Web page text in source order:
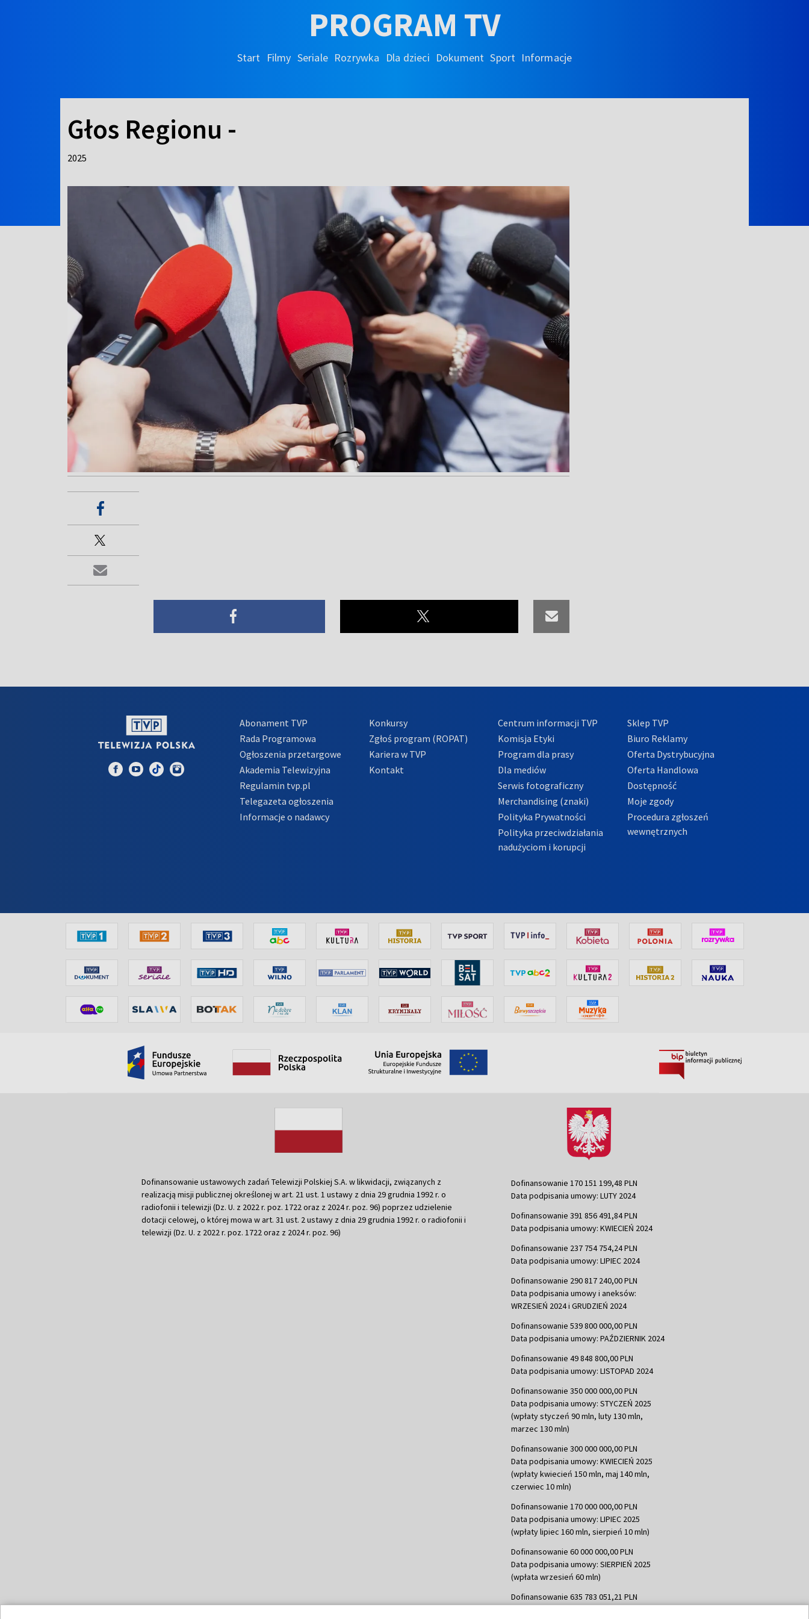
PROGRAM TV
Start Filmy Seriale Rozrywka Dla dzieci Dokument Sport Informacje
Głos Regionu -
2025
Abonament TVP
Rada Programowa
Ogłoszenia przetargowe
Akademia Telewizyjna
Regulamin tvp.pl
Telegazeta ogłoszenia
Informacje o nadawcy
Konkursy
Zgłoś program (ROPAT)
Kariera w TVP
Kontakt
Centrum informacji TVP
Komisja Etyki
Program dla prasy
Dla mediów
Serwis fotograficzny
Merchandising (znaki)
Polityka Prywatności
Polityka przeciwdziałania
nadużyciom i korupcji
Sklep TVP
Biuro Reklamy
Oferta Dystrybucyjna
Oferta Handlowa
Dostępność
Moje zgody
Procedura zgłoszeń
wewnętrznych
Dofinansowanie ustawowych zadań Telewizji Polskiej S.A. w likwidacji, związanych z
realizacją misji publicznej określonej w art. 21 ust. 1 ustawy z dnia 29 grudnia 1992 r. o
radiofonii i telewizji (Dz. U. z 2022 r. poz. 1722 oraz z 2024 r. poz. 96) poprzez udzielenie
dotacji celowej, o której mowa w art. 31 ust. 2 ustawy z dnia 29 grudnia 1992 r. o radiofonii i
telewizji (Dz. U. z 2022 r. poz. 1722 oraz z 2024 r. poz. 96)
Dofinansowanie 170 151 199,48 PLN
Data podpisania umowy: LUTY 2024
Dofinansowanie 391 856 491,84 PLN
Data podpisania umowy: KWIECIEŃ 2024
Dofinansowanie 237 754 754,24 PLN
Data podpisania umowy: LIPIEC 2024
Dofinansowanie 290 817 240,00 PLN
Data podpisania umowy i aneksów:
WRZESIEŃ 2024 i GRUDZIEŃ 2024
Dofinansowanie 539 800 000,00 PLN
Data podpisania umowy: PAŹDZIERNIK 2024
Dofinansowanie 49 848 800,00 PLN
Data podpisania umowy: LISTOPAD 2024
Dofinansowanie 350 000 000,00 PLN
Data podpisania umowy: STYCZEŃ 2025
(wpłaty styczeń 90 mln, luty 130 mln,
marzec 130 mln)
Dofinansowanie 300 000 000,00 PLN
Data podpisania umowy: KWIECIEŃ 2025
(wpłaty kwiecień 150 mln, maj 140 mln,
czerwiec 10 mln)
Dofinansowanie 170 000 000,00 PLN
Data podpisania umowy: LIPIEC 2025
(wpłaty lipiec 160 mln, sierpień 10 mln)
Dofinansowanie 60 000 000,00 PLN
Data podpisania umowy: SIERPIEŃ 2025
(wpłata wrzesień 60 mln)
Dofinansowanie 635 783 051,21 PLN